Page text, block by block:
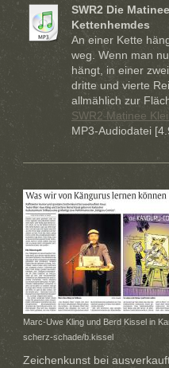
SWR2 Die
Kettenhemdes
An einer Kette
weg. Wenn man
hängt, in einer
dritte und vierte
allmählich zur
SWR2 Matinee
MP3-Audiodatei
Marc-Uwe Kling und Berd Kissel in
scherz-schade/b.kissel
Zeichenkunst bei